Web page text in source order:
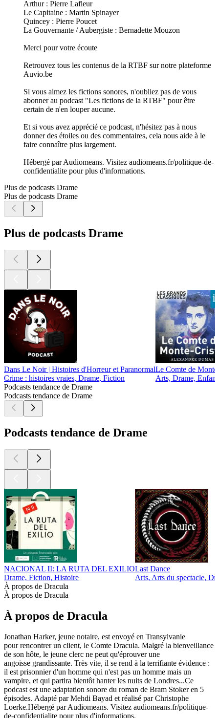
Arthur : Pierre Lafleur
Le Capitaine : Martin Spinayer
Quincey : Pierre Poucet
La Gouvernante / Aubergiste : Bernadette Mouzon
Merci pour votre écoute
Retrouvez tous les contenus de la RTBF sur notre plateforme
Auvio.be
Si vous aimez les fictions sonores, n'oubliez pas de vous
abonner au podcast "Les fictions de la RTBF" pour être
certain de n'en louper aucune.
Et si vous avez apprécié ce podcast, n'hésitez pas à nous
donner des étoiles ou des commentaires, cela nous aide à le
faire connaître plus largement.
Hébergé par Audiomeans. Visitez audiomeans.fr/politique-de-
confidentialite pour plus d'informations.
Plus de podcasts Drame
Plus de podcasts Drame
Plus de podcasts Drame
Dans Le Noir | Histoires d'Horreur et Paranormal
Crime : histoires vraies, Drame, Fiction
Le Comte de
Arts, Drame,
Podcasts tendance de Drame
Podcasts tendance de Drame
Podcasts tendance de Drame
NACIONAL II: LA RUTA DEL EXILIO
Drame, Fiction, Histoire
Last Dance
Arts, Arts du spectacle,
À propos de Dracula
À propos de Dracula
À propos de Dracula
Jonathan Harker, jeune notaire, est envoyé en Transylvanie
pour rencontrer un client, le Comte Dracula. Malgré la bienveillance
de son hôte, le jeune clerc ne peut qu'éprouver une
angoisse grandissante. Très vite, il se rend à la terrifiante évidence :
il est prisonnier d'un homme qui n'est pas un homme mais un
vampire, et qui partira bientôt hanter les nuits de Londres...Ce
podcast est une adaptation sonore du roman de Bram Stoker en 5
épisodes. Adapté par Mehdi Bayad et réalisé par Christophe
Loerke.Hébergé par Audiomeans. Visitez audiomeans.fr/politique-
de-confidentialite pour plus d'informations.